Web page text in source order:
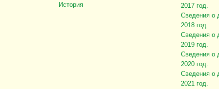
История
2017 год.
Сведения о
2018 год.
Сведения о
2019 год.
Сведения о
2020 год.
Сведения о
2021 год.